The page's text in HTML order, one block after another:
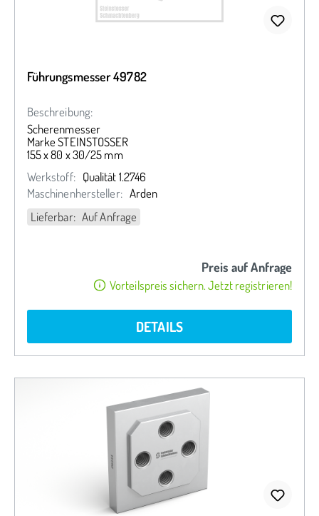
Führungsmesser 49782
Beschreibung:
Scherenmesser
Marke STEINSTOSSER
155 x 80 x 30/25 mm
Werkstoff: Qualität 1.2746
Maschinenhersteller: Arden
Lieferbar: Auf Anfrage
Preis auf Anfrage
Vorteilspreis sichern. Jetzt registrieren!
DETAILS